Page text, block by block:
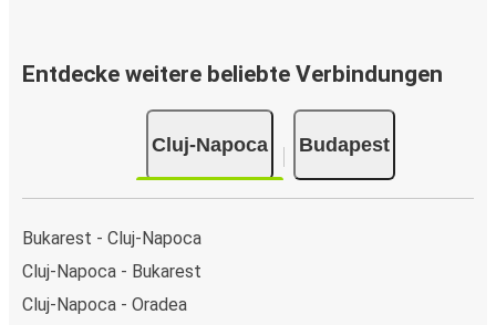
Entdecke weitere beliebte Verbindungen
Cluj-Napoca Budapest
Bukarest - Cluj-Napoca
Cluj-Napoca - Bukarest
Cluj-Napoca - Oradea